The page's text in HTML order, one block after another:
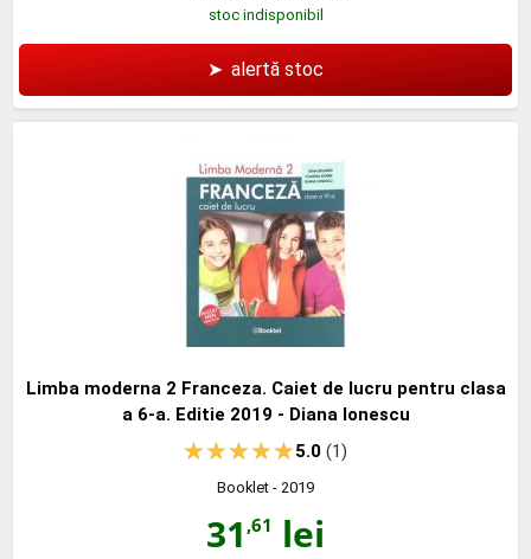
stoc indisponibil
➤ alertă stoc
Limba moderna 2 Franceza. Caiet de lucru pentru clasa
a 6-a. Editie 2019 - Diana Ionescu
5.0(1)
Booklet - 2019
31 ,61 lei